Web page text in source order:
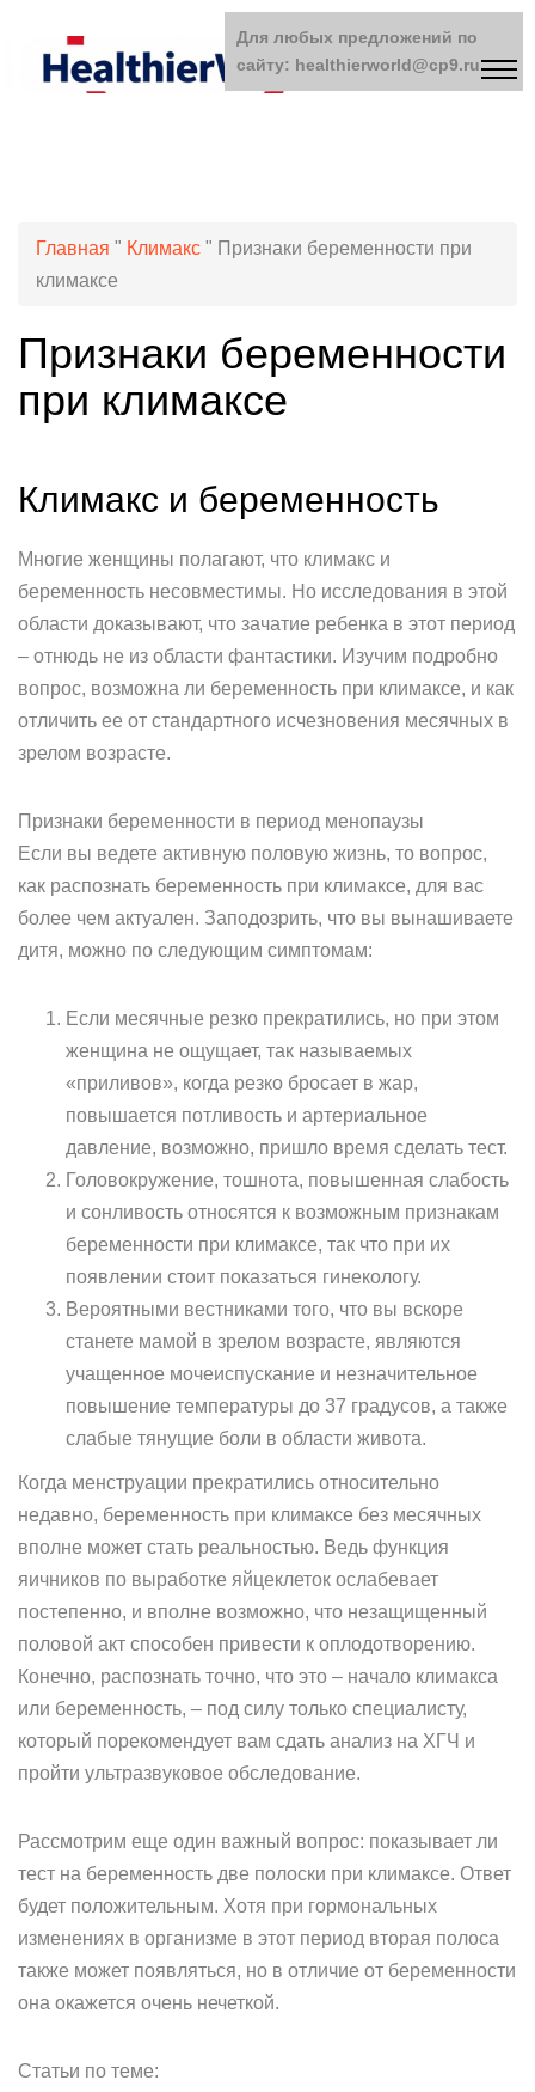
Главная " Климакс " Признаки беременности при
климаксе
Признаки беременности
при климаксе
Климакс и беременность
Многие женщины полагают, что климакс и
беременность несовместимы. Но исследования в этой
области доказывают, что зачатие ребенка в этот период
– отнюдь не из области фантастики. Изучим подробно
вопрос, возможна ли беременность при климаксе, и как
отличить ее от стандартного исчезновения месячных в
зрелом возрасте.
Признаки беременности в период менопаузы
Если вы ведете активную половую жизнь, то вопрос,
как распознать беременность при климаксе, для вас
более чем актуален. Заподозрить, что вы вынашиваете
дитя, можно по следующим симптомам:
Если месячные резко прекратились, но при этом
женщина не ощущает, так называемых
«приливов», когда резко бросает в жар,
повышается потливость и артериальное
давление, возможно, пришло время сделать тест.
Головокружение, тошнота, повышенная слабость
и сонливость относятся к возможным признакам
беременности при климаксе, так что при их
появлении стоит показаться гинекологу.
Вероятными вестниками того, что вы вскоре
станете мамой в зрелом возрасте, являются
учащенное мочеиспускание и незначительное
повышение температуры до 37 градусов, а также
слабые тянущие боли в области живота.
Когда менструации прекратились относительно
недавно, беременность при климаксе без месячных
вполне может стать реальностью. Ведь функция
яичников по выработке яйцеклеток ослабевает
постепенно, и вполне возможно, что незащищенный
половой акт способен привести к оплодотворению.
Конечно, распознать точно, что это – начало климакса
или беременность, – под силу только специалисту,
который порекомендует вам сдать анализ на ХГЧ и
пройти ультразвуковое обследование.
Рассмотрим еще один важный вопрос: показывает ли
тест на беременность две полоски при климаксе. Ответ
будет положительным. Хотя при гормональных
изменениях в организме в этот период вторая полоса
также может появляться, но в отличие от беременности
она окажется очень нечеткой.
Статьи по теме:
Для любых предложений по
сайту: healthierworld@cp9.ru